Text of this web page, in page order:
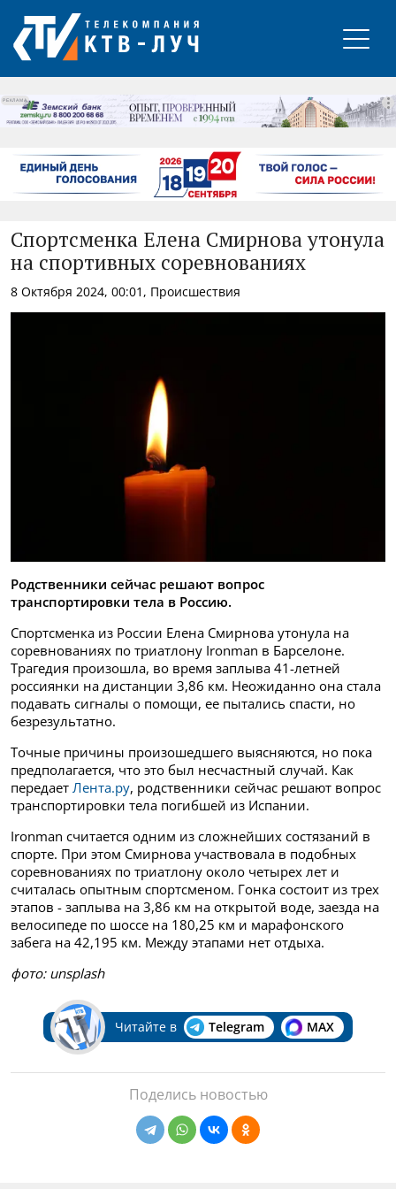
РЕКЛАМА
Спортсменка Елена Смирнова утонула
на спортивных соревнованиях
8 Октября 2024, 00:01, Происшествия
Родственники сейчас решают вопрос
транспортировки тела в Россию.
Спортсменка из России Елена Смирнова утонула на
соревнованиях по триатлону Ironman в Барселоне.
Трагедия произошла, во время заплыва 41-летней
россиянки на дистанции 3,86 км. Неожиданно она стала
подавать сигналы о помощи, ее пытались спасти, но
безрезультатно.
Точные причины произошедшего выясняются, но пока
предполагается, что это был несчастный случай. Как
передает Лента.ру, родственники сейчас решают вопрос
транспортировки тела погибшей из Испании.
Ironman считается одним из сложнейших состязаний в
спорте. При этом Смирнова участвовала в подобных
соревнованиях по триатлону около четырех лет и
считалась опытным спортсменом. Гонка состоит из трех
этапов - заплыва на 3,86 км на открытой воде, заезда на
велосипеде по шоссе на 180,25 км и марафонского
забега на 42,195 км. Между этапами нет отдыха.
фото: unsplash
Читайте в Telegram MAX
Поделись новостью